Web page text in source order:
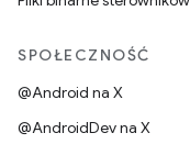
SPOŁECZNOŚĆ
@Android na X
@AndroidDev na X